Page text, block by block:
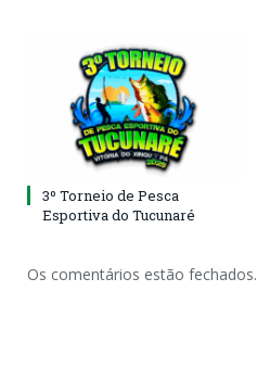
3º Torneio de Pesca
Esportiva do Tucunaré
Os comentários estão fechados.